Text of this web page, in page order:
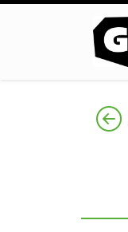
Terug